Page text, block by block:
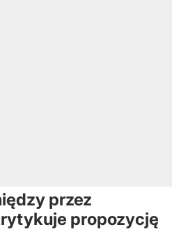
przez
propozycję